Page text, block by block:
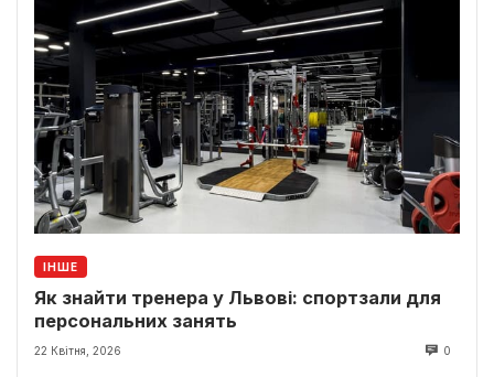
ІНШЕ
Як знайти тренера у Львові: спортзали для
персональних занять
22 Квітня, 2026 0